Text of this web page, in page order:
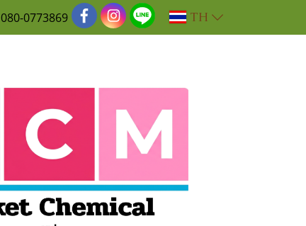
080-0773869 TH